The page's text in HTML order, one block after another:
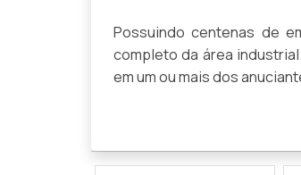
Possuindo centenas de
completo da área
em um ou mais dos